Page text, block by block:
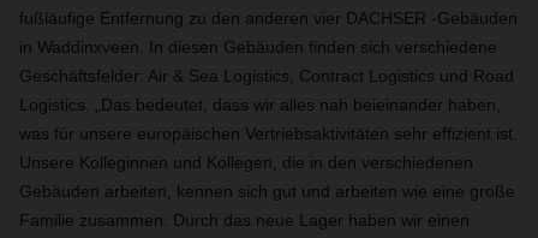
fußläufige Entfernung zu den anderen vier DACHSER -Gebäuden
in Waddinxveen. In diesen Gebäuden finden sich verschiedene
Geschäftsfelder: Air & Sea Logistics, Contract Logistics und Road
Logistics. „Das bedeutet, dass wir alles nah beieinander haben,
was für unsere europäischen Vertriebsaktivitäten sehr effizient ist.
Unsere Kolleginnen und Kollegen, die in den verschiedenen
Gebäuden arbeiten, kennen sich gut und arbeiten wie eine große
Familie zusammen. Durch das neue Lager haben wir einen